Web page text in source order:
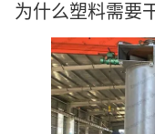
为什么塑料需要